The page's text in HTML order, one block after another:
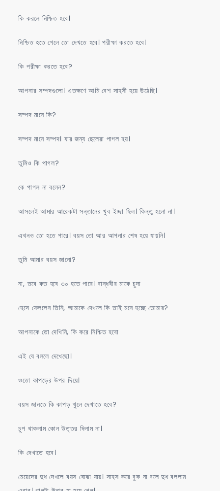
কি করলে নিশ্চিত হবে।
নিশ্চিত হতে গেলে তো দেখতে হবে। পরীক্ষা করতে হবে।
কি পরীক্ষা করতে হবে?
আপনার সম্পদগুলো। এতক্ষণে আমি বেশ সাহসী হয়ে উঠেছি।
সম্পদ মানে কি?
সম্পদ মানে সম্পদ। যার জন্য ছেলেরা পাগল হয়।
তুমিও কি পাগল?
কে পাগল না বলেন?
আসলেই আমার আরেকটা সন্তানের খুব ইচ্ছা ছিল। কিন্তু হলো না।
এখনও তো হতে পারে। বয়স তো আর আপনার শেষ হয়ে যায়নি।
তুমি আমার বয়স জানো?
না, তবে কত হবে ৩০ হতে পারে। বান্ধবীর মাকে চুদা
হেসে ফেললেন তিনি, আমাকে দেখলে কি তাই মনে হচ্ছে তোমার?
আপনাকে তো দেখিনি, কি করে নিশ্চিত হবো
এই যে বললে দেখেছো।
ওতো কাপড়ের উপর দিয়ে।
বয়স জানতে কি কাপড় খুলে দেখাতে হবে?
চুপ থাকলাম কোন উত্তর দিলাম না।
কি দেখাতে হবে।
মেয়েদের দুধ দেখলে বয়স বোঝা যায়। সাহস করে বুক না বলে দুধ বললাম